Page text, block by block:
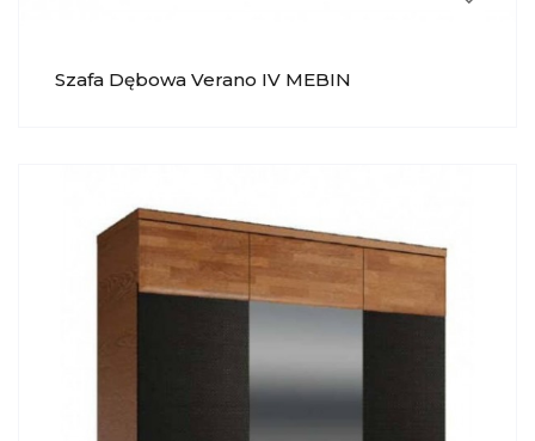
Szafa Dębowa Verano IV MEBIN